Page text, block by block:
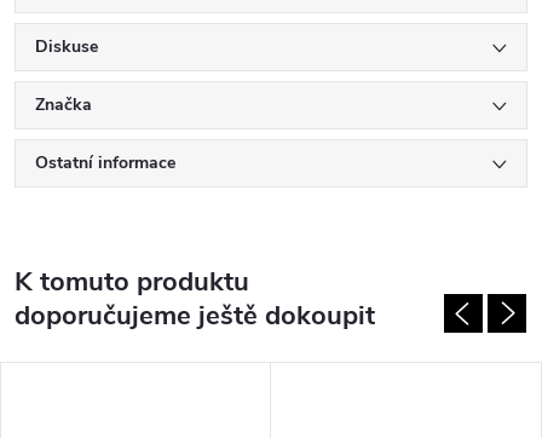
Diskuse
Značka
Ostatní informace
K tomuto produktu
doporučujeme ještě dokoupit